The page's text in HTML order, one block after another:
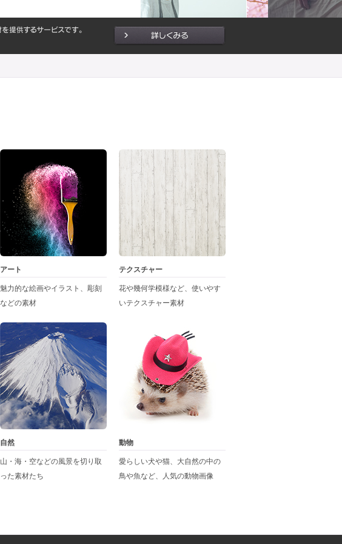
アート
魅力的な絵画やイラスト、彫刻
などの素材
テクスチャー
花や幾何学模様など、使いやす
いテクスチャー素材
自然
山・海・空などの風景を切り取
った素材たち
動物
愛らしい犬や猫、大自然の中の
鳥や魚など、人気の動物画像